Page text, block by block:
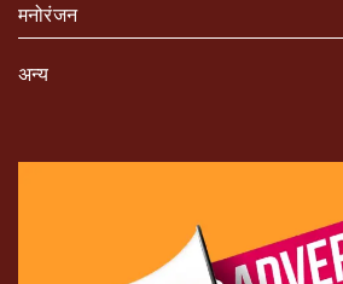
मनोरंजन
अन्य